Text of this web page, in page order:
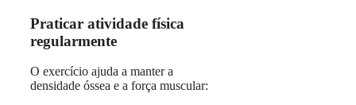
Praticar atividade física
regularmente
O exercício ajuda a manter a
densidade óssea e a força muscular: